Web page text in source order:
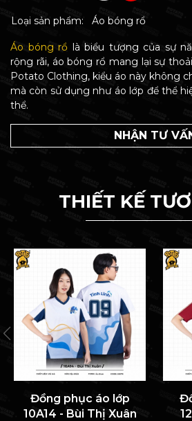
Loại sản phẩm: Áo bóng rổ
Áo bóng rổ là biểu tượng của sự
rộng rãi, áo bóng rổ mang lại sự
Potato Clothing, kiểu áo này không
mà còn sử dụng như áo lớp để thể
thể.
NHẬN TƯ
THIẾT KẾ
Đồng phục áo lớp
10A14 - Bùi Thị Xuân